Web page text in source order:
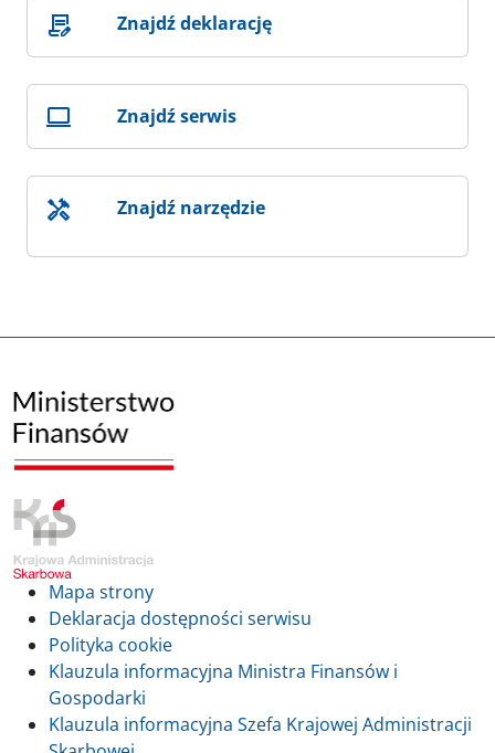
Znajdź deklarację
Znajdź serwis
Znajdź narzędzie
Mapa strony
Deklaracja dostępności serwisu
Polityka cookie
Klauzula informacyjna Ministra Finansów i
Gospodarki
Klauzula informacyjna Szefa Krajowej Administracji